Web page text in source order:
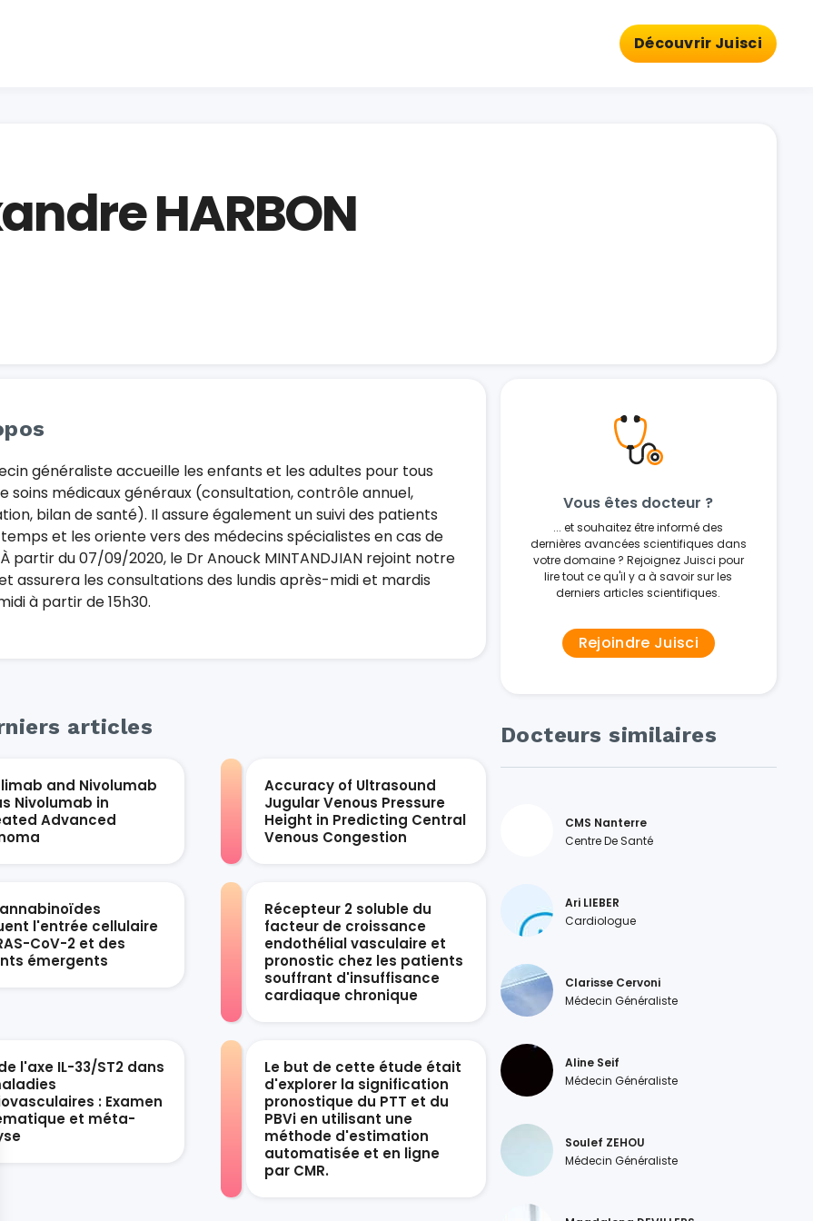
Découvrir Juisci
HARBON
généraliste accueille les enfants et les adultes pour tous
soins médicaux généraux (consultation, contrôle annuel,
bilan de santé). Il assure également un suivi des patients
et les oriente vers des médecins spécialistes en cas de
partir du 07/09/2020, le Dr Anouck MINTANDJIAN rejoint notre
assurera les consultations des lundis après-midi et mardis
à partir de 15h30.
articles
and Nivolumab
Nivolumab in
Advanced
Accuracy of Ultrasound
Jugular Venous Pressure
Height in Predicting Central
Venous Congestion
l'entrée cellulaire
CoV-2 et des
émergents
Récepteur 2 soluble du
facteur de croissance
endothélial vasculaire et
pronostic chez les patients
souffrant d'insuffisance
cardiaque chronique
l'axe IL-33/ST2 dans
: Examen
et méta-
Le but de cette étude était
d'explorer la signification
pronostique du PTT et du
PBVi en utilisant une
méthode d'estimation
automatisée et en ligne
par CMR.
Vous êtes docteur ?
... et souhaitez être informé des
dernières avancées scientifiques dans
votre domaine ? Rejoignez Juisci pour
lire tout ce qu'il y a à savoir sur les
derniers articles scientifiques.
Rejoindre Juisci
Docteurs similaires
CMS Nanterre
Centre De Santé
Ari LIEBER
Cardiologue
Clarisse Cervoni
Médecin Généraliste
Aline Seif
Médecin Généraliste
Soulef ZEHOU
Médecin Généraliste